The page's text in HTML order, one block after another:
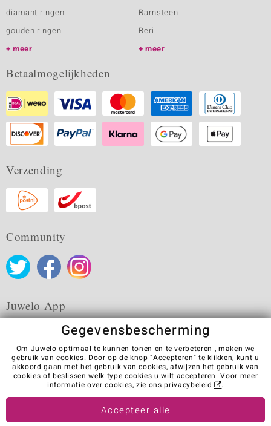
diamant ringen
gouden ringen
meer
Barnsteen
Beril
meer
Betaalmogelijkheden
Verzending
Community
Juwelo App
Algemene verkoopvoorwaarden Privacybeleid
Cookies
Colofon
Contact
Contract herroepen
Visit our stores in other countries:
Gegevensbescherming
Om Juwelo optimaal te kunnen tonen en te verbeteren , maken we
gebruik van cookies. Door op de knop "Accepteren" te klikken, kunt u
akkoord gaan met het gebruik van cookies,afwijzen het gebruik van
cookies of beslissen welk type cookies u wilt accepteren. Voor meer
informatie over cookies, zie onsprivacybeleid .
Accepteer alle